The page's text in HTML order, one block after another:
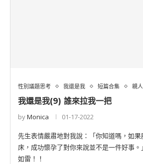
性別議題思考 我還是我 短篇合集 親
我還是我(9) 誰來拉我一把
byMonica 01-17-2022
先生表情嚴肅地對我說：「你知道嗎，如
床，成功懷孕了對你來說並不是一件好事
如雷！！